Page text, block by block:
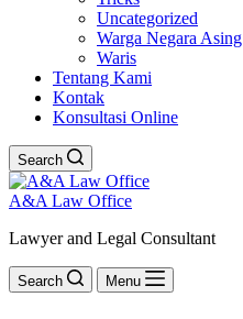
Uncategorized
Warga Negara Asing
Waris
Tentang Kami
Kontak
Konsultasi Online
Search
A&A Law Office
Lawyer and Legal Consultant
Search Menu